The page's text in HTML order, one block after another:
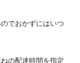
でおかずにはいつ
の配達時間を指定